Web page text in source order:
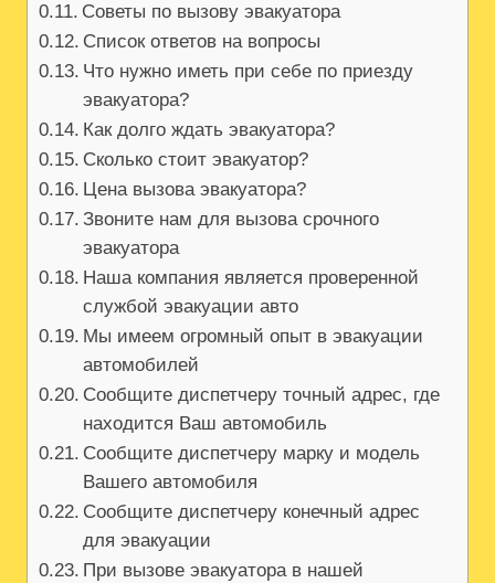
Советы по вызову эвакуатора
Список ответов на вопросы
Что нужно иметь при себе по приезду
эвакуатора?
Как долго ждать эвакуатора?
Сколько стоит эвакуатор?
Цена вызова эвакуатора?
Звоните нам для вызова срочного
эвакуатора
Наша компания является проверенной
службой эвакуации авто
Мы имеем огромный опыт в эвакуации
автомобилей
Сообщите диспетчеру точный адрес, где
находится Ваш автомобиль
Сообщите диспетчеру марку и модель
Вашего автомобиля
Сообщите диспетчеру конечный адрес
для эвакуации
При вызове эвакуатора в нашей